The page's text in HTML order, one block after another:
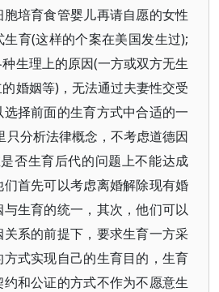
培育食管婴儿再请自愿的女性
育(这样的个案在美国发生过);
生理上的原因(一方或双方无生
婚姻等)，无法通过夫妻性交受
择前面的生育方式中合适的一
只分析法律概念，不考虑道德因
否生育后代的问题上不能达成
首先可以考虑离婚解除现有婚
生育的统一，其次，他们可以
系的前提下，要求生育一方采
式实现自己的生育目的，生育
和公证的方式不作为不愿意生